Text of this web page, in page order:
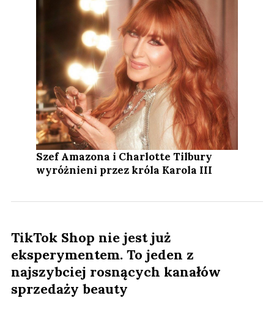
Szef Amazona i Charlotte Tilbury
wyróżnieni przez króla Karola III
TikTok Shop nie jest już
eksperymentem. To jeden z
najszybciej rosnących kanałów
sprzedaży beauty